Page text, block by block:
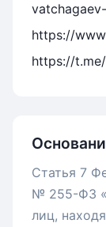
https://
https://
Статья 7
№ 255-ФЗ
лиц,